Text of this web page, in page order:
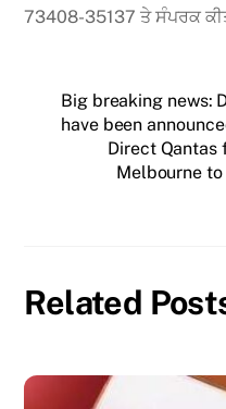
73408-35137 ਤੇ ਸੰਪਰਕ
Big breaking news:
have been
Direct Qantas
Melbourne
Related